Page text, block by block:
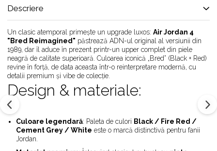
550
610
725
740
2002
9060
Air Force
Air Max
Air Presto
Alte Modele
Descriere
Un clasic atemporal primește un upgrade luxos: Air Jordan 4
"Bred Reimagined" păstrează ADN-ul original al versiunii din
1989, dar îl aduce în prezent printr-un upper complet din piele
neagră de calitate superioară. Culoarea iconică „Bred” (Black + Red)
revine în forță, de data aceasta într-o reinterpretare modernă, cu
detalii premium și vibe de colecție.
Design & materiale:
Culoare legendară: Paleta de culori Black / Fire Red /
Cement Grey / White este o marcă distinctivă pentru fanii
Jordan.